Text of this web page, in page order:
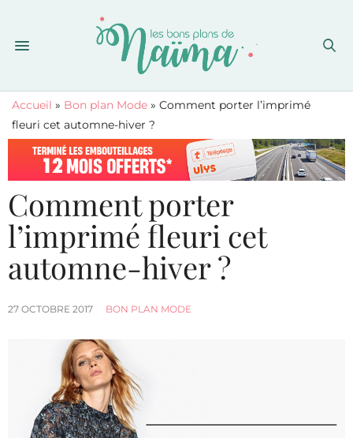
Accueil » Bon plan Mode » Comment porter l’imprimé
fleuri cet automne-hiver ?
Comment porter
l’imprimé fleuri cet
automne-hiver ?
27 OCTOBRE 2017 BON PLAN MODE